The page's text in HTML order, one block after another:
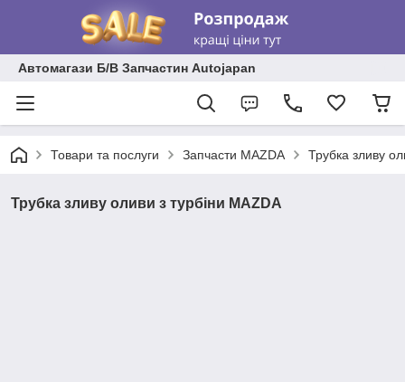
Автомагази Б/В Запчастин Autojapan
Товари та послуги Запчасти MAZDA Трубка зливу
Трубка зливу оливи з турбіни MAZDA